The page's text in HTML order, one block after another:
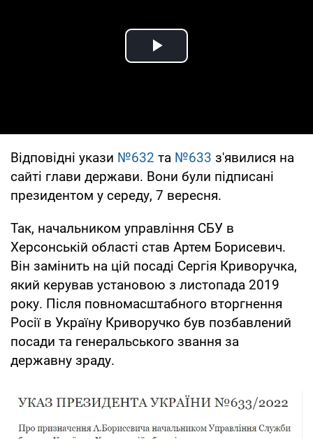
Play Video
Відповідні укази №632 та №633 з'явилися на
сайті глави держави. Вони були підписані
президентом у середу, 7 вересня.
Так, начальником управління СБУ в
Херсонській області став Артем Борисевич.
Він замінить на цій посаді Сергія Криворучка,
який керував установою з листопада 2019
року. Після повномасштабного вторгнення
Росії в Україну Криворучко був позбавлений
посади та генеральського звання за
державну зраду.